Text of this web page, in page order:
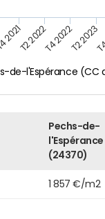
de-l'Espérance (CC
2021T2 2022T4 2022T2 2023
Pechs-de-
l'Espérance
(24370)
1 857 €/m2